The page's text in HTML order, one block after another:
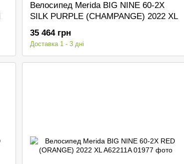
Велосипед Merida BIG NINE 60-2X
SILK PURPLE (CHAMPANGE) 2022 XL
35 464 грн
Доставка 1 - 3 дні